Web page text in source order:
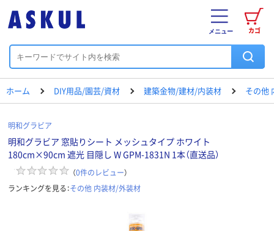
カゴ
メニュー
ホーム DIY用品/園芸/資材 建築金物/建材/内装材 その他
明和グラビア
明和グラビア 窓貼りシート メッシュタイプ ホワイト
180cm×90cm 遮光 目隠し W GPM-1831N 1本（直送品）
（0件のレビュー）
ランキングを見る：その他 内装材/外装材